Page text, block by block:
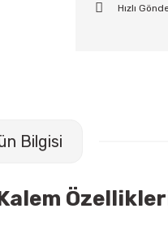
Hızlı
Bilgisi